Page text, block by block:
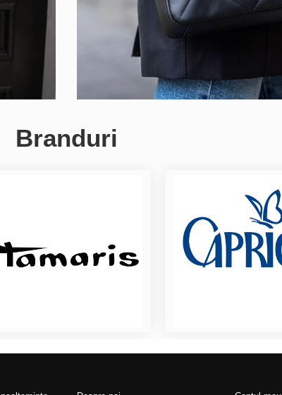
Branduri